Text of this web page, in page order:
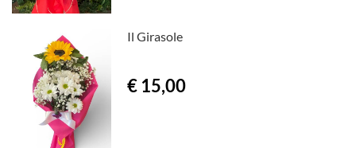
Il Girasole
€ 15,00